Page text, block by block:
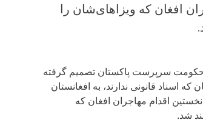
افغان که ویزاهای‌‌شان را
حکومت سرپرست پاکستان تصمیم گرفته
اسناد قانونی ندارند، به افغانستان
اقدام مهاجران افغان که
شد.